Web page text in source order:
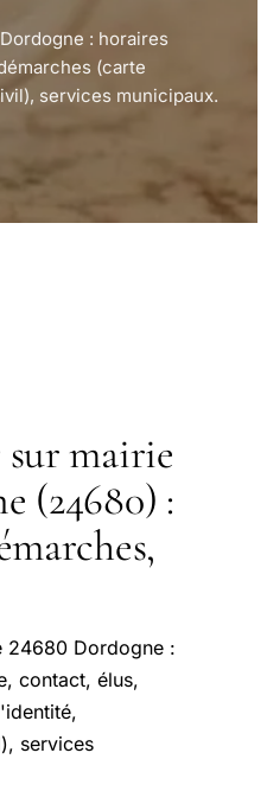
: horaires
(carte
services municipaux.
mairie
(24680) :
24680 Dordogne :
contact, élus,
services